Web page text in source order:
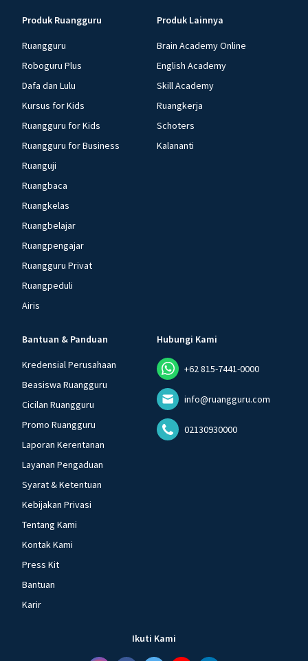
Produk Ruangguru
Ruangguru
Roboguru Plus
Dafa dan Lulu
Kursus for Kids
Ruangguru for Kids
Ruangguru for Business
Ruanguji
Ruangbaca
Ruangkelas
Ruangbelajar
Ruangpengajar
Ruangguru Privat
Ruangpeduli
Airis
Produk Lainnya
Brain Academy Online
English Academy
Skill Academy
Ruangkerja
Schoters
Kalananti
Bantuan & Panduan
Kredensial Perusahaan
Beasiswa Ruangguru
Cicilan Ruangguru
Promo Ruangguru
Laporan Kerentanan
Layanan Pengaduan
Syarat & Ketentuan
Kebijakan Privasi
Tentang Kami
Kontak Kami
Press Kit
Bantuan
Karir
Hubungi Kami
+62 815-7441-0000
info@ruangguru.com
02130930000
Ikuti Kami